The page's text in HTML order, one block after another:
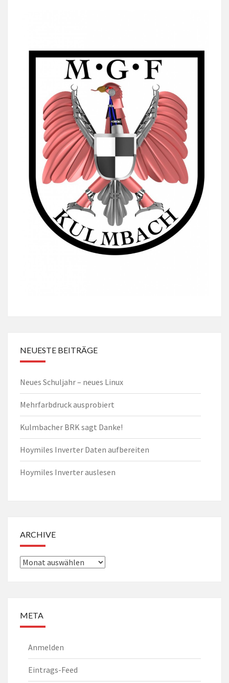
NEUESTE BEITRÄGE
Neues Schuljahr – neues Linux
Mehrfarbdruck ausprobiert
Kulmbacher BRK sagt Danke!
Hoymiles Inverter Daten aufbereiten
Hoymiles Inverter auslesen
ARCHIVE
Archiv
META
Anmelden
Eintrags-Feed